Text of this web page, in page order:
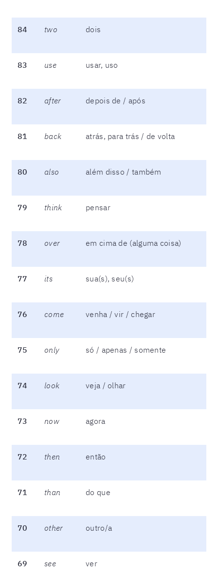
84 two dois
83 use usar, uso
82 after depois de / após
81 back atrás, para trás / de volta
80 also além disso / também
79 think pensar
78 over em cima de (alguma coisa)
77 its sua(s), seu(s)
76 come venha / vir / chegar
75 only só / apenas / somente
74 look veja / olhar
73 now agora
72 then então
71 than do que
70 other outro/a
69 see ver